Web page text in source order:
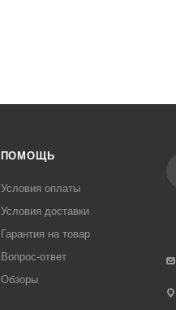
ПОМОЩЬ
Условия оплаты
Условия доставки
Гарантия на товар
Вопрос-ответ
Обзоры